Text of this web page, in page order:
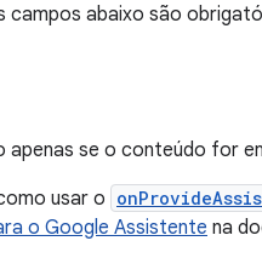
campos abaixo são
apenas se o conteúdo for
usar o
o Google Assistente na